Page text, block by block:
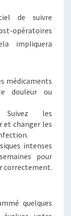
de suivre
opératoires
impliquera
médicaments
douleur ou
les
et changer les
intenses
pour
correctement.
quelques